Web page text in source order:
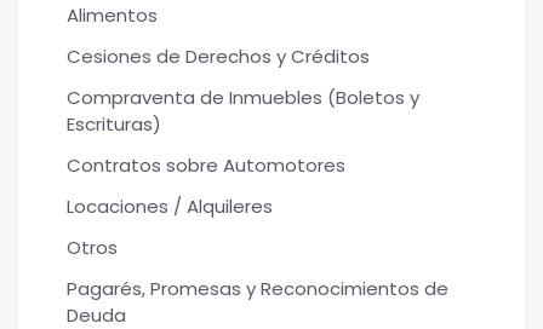
Alimentos
Cesiones de Derechos y Créditos
Compraventa de Inmuebles (Boletos y
Escrituras)
Contratos sobre Automotores
Locaciones / Alquileres
Otros
Pagarés, Promesas y Reconocimientos de
Deuda